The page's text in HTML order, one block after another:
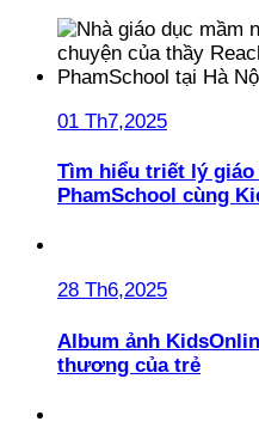
01 Th7,2025
Tìm hiểu triết lý
PhamSchool cùng
28 Th6,2025
Album ảnh
thương của trẻ